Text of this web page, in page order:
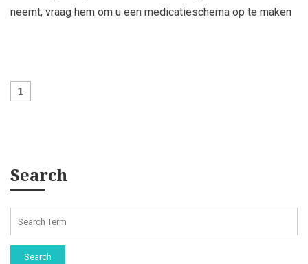
neemt, vraag hem om u een medicatieschema op te maken
1
Search
Search